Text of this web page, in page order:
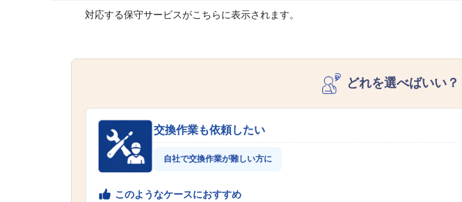
対応する保守サービスがこちらに表示されます。
どれを選べばいい？
交換作業も依頼したい
自社で交換作業が難しい方に
このようなケースにおすすめ